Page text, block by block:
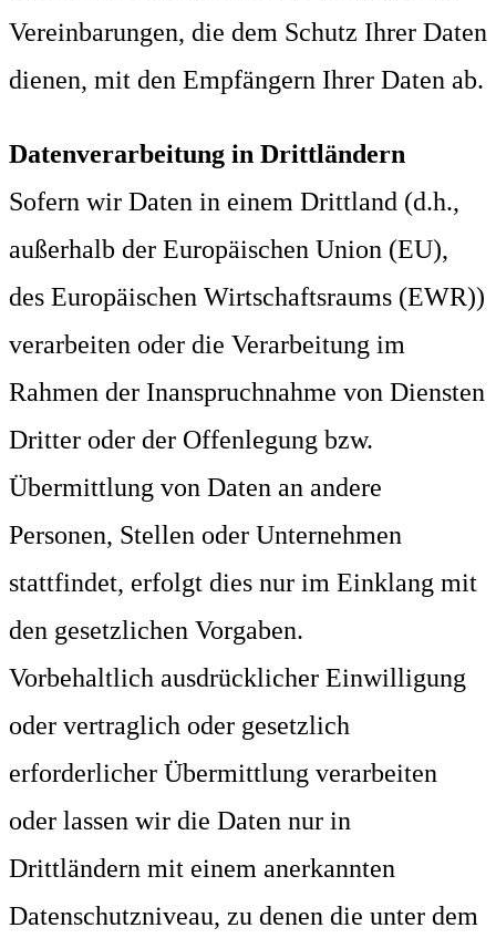
Vereinbarungen, die dem Schutz Ihrer Daten
dienen, mit den Empfängern Ihrer Daten ab.
Datenverarbeitung in Drittländern
Sofern wir Daten in einem Drittland (d.h.,
außerhalb der Europäischen Union (EU),
des Europäischen Wirtschaftsraums (EWR))
verarbeiten oder die Verarbeitung im
Rahmen der Inanspruchnahme von Diensten
Dritter oder der Offenlegung bzw.
Übermittlung von Daten an andere
Personen, Stellen oder Unternehmen
stattfindet, erfolgt dies nur im Einklang mit
den gesetzlichen Vorgaben.
Vorbehaltlich ausdrücklicher Einwilligung
oder vertraglich oder gesetzlich
erforderlicher Übermittlung verarbeiten
oder lassen wir die Daten nur in
Drittländern mit einem anerkannten
Datenschutzniveau, zu denen die unter dem